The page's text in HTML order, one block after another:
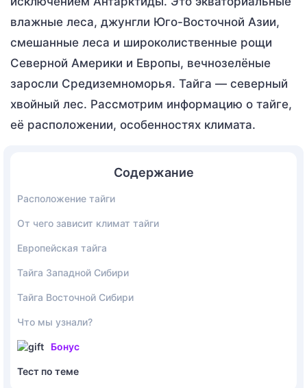
влажные леса, джунгли Юго-Восточной Азии,
смешанные леса и широколиственные рощи
Северной Америки и Европы, вечнозелёные
заросли Средиземноморья. Тайга — северный
хвойный лес. Рассмотрим информацию о тайге,
её расположении, особенностях климата.
Содержание
Расположение тайги
От чего зависит климат тайги
Европейская тайга
Тайга Западной Сибири
Тайга Восточной Сибири
Что мы узнали?
Бонус
Тест по теме